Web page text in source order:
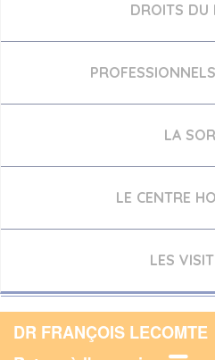
DROITS DU
LA
LE CENTRE
LES
DR FRANÇOIS LECOMTE